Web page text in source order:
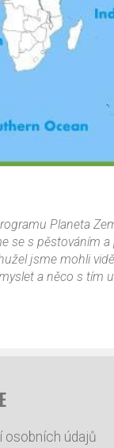
Planeta
se s pěstováním
jsme mohli
a něco s tím
osobních údajů